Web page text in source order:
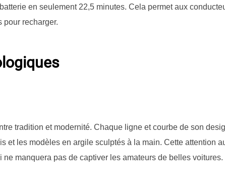
en seulement 22,5 minutes. Cela permet aux
pour recharger.
tradition et modernité. Chaque ligne et courbe de son
et les modèles en argile sculptés à la main. Cette attention
manquera pas de captiver les amateurs de belles voitures.